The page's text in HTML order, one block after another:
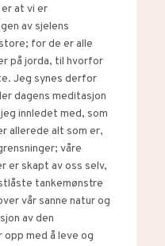
at vi er
av sjelens
for de er alle
på jorda, til hvorfor
Jeg synes derfor
dagens meditasjon
innledet med, som
allerede alt som er,
våre
er skapt av oss selv,
tankemønstre
vår sanne natur og
av den
med å leve og